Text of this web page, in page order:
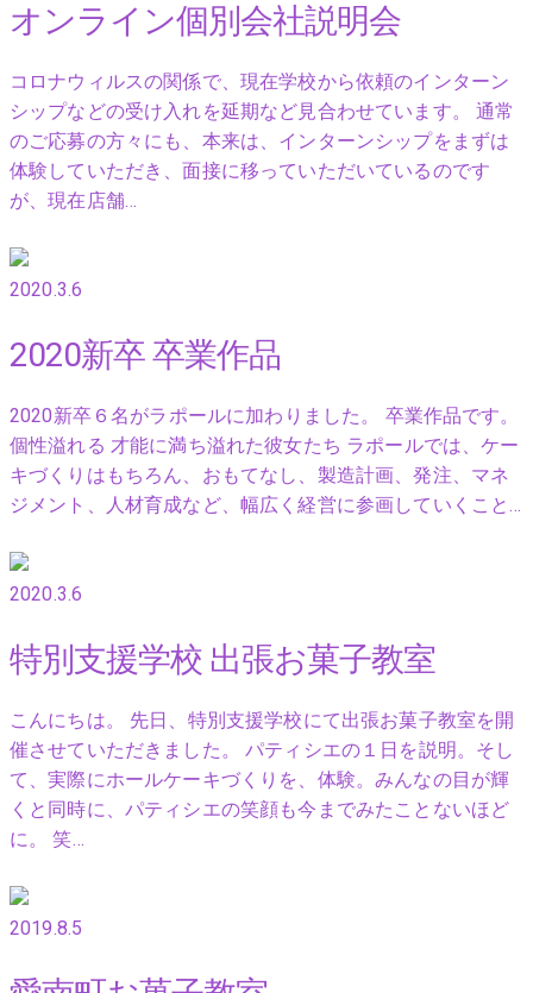
オンライン個別会社説明会
コロナウィルスの関係で、現在学校から依頼のインターン
シップなどの受け入れを延期など見合わせています。 通常
のご応募の方々にも、本来は、インターンシップをまずは
体験していただき、面接に移っていただいているのです
が、現在店舗…
2020.3.6
2020新卒 卒業作品
2020新卒６名がラポールに加わりました。 卒業作品です。
個性溢れる 才能に満ち溢れた彼女たち ラポールでは、ケー
キづくりはもちろん、おもてなし、製造計画、発注、マネ
ジメント、人材育成など、幅広く経営に参画していくこと…
2020.3.6
特別支援学校 出張お菓子教室
こんにちは。 先日、特別支援学校にて出張お菓子教室を開
催させていただきました。 パティシエの１日を説明。そし
て、実際にホールケーキづくりを、体験。みんなの目が輝
くと同時に、パティシエの笑顔も今までみたことないほど
に。 笑…
2019.8.5